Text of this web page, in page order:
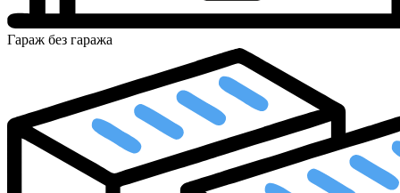
Гараж без гаража